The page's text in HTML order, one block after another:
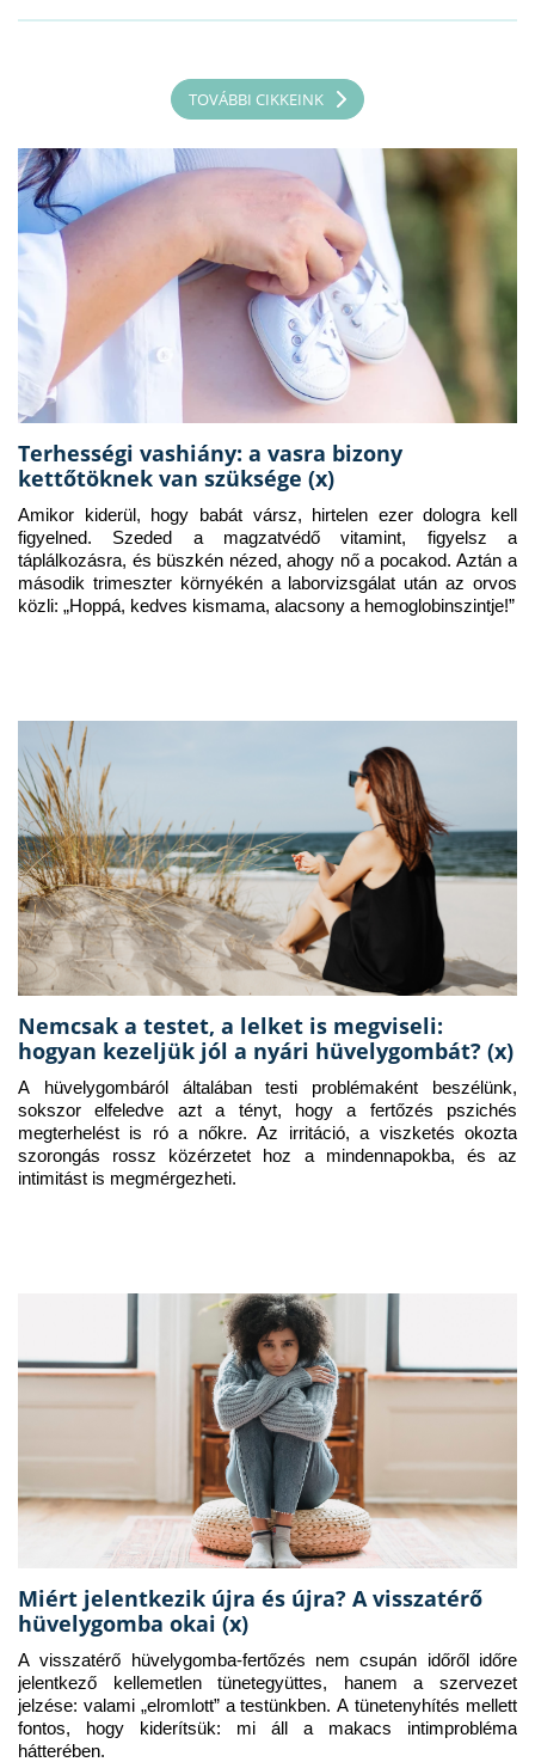
TOVÁBBI CIKKEINK
Terhességi vashiány: a vasra bizony
kettőtöknek van szüksége (x)
Amikor kiderül, hogy babát vársz, hirtelen ezer dologra kell
figyelned. Szeded a magzatvédő vitamint, figyelsz a
táplálkozásra, és büszkén nézed, ahogy nő a pocakod. Aztán a
második trimeszter környékén a laborvizsgálat után az orvos
közli: „Hoppá, kedves kismama, alacsony a hemoglobinszintje!”
Nemcsak a testet, a lelket is megviseli:
hogyan kezeljük jól a nyári hüvelygombát? (x)
A hüvelygombáról általában testi problémaként beszélünk,
sokszor elfeledve azt a tényt, hogy a fertőzés pszichés
megterhelést is ró a nőkre. Az irritáció, a viszketés okozta
szorongás rossz közérzetet hoz a mindennapokba, és az
intimitást is megmérgezheti.
Miért jelentkezik újra és újra? A visszatérő
hüvelygomba okai (x)
A visszatérő hüvelygomba-fertőzés nem csupán időről időre
jelentkező kellemetlen tünetegyüttes, hanem a szervezet
jelzése: valami „elromlott” a testünkben. A tünetenyhítés mellett
fontos, hogy kiderítsük: mi áll a makacs intimprobléma
hátterében.